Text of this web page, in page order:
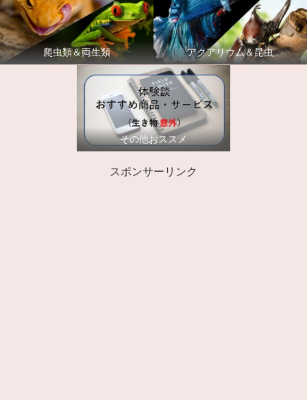
爬虫類＆両生類 アクアリウム＆昆虫
その他おススメ
スポンサーリンク